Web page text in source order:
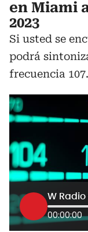
en Miami
2023
Si usted se
podrá
frecuencia
00:00:00